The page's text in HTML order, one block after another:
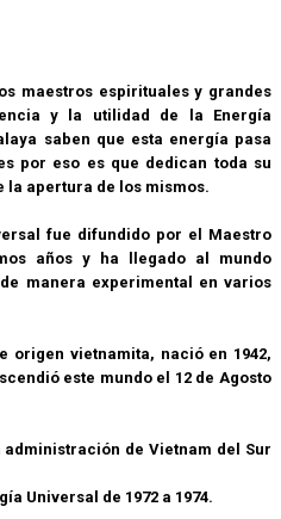
maestros espirituales y grandes
y la utilidad de la Energía
saben que esta energía pasa
por eso es que dedican toda su
la apertura de los mismos.
fue difundido por el Maestro
años y ha llegado al mundo
manera experimental en varios
origen vietnamita, nació en 1942,
este mundo el 12 de Agosto
de Vietnam del Sur
Universal de 1972 a 1974.